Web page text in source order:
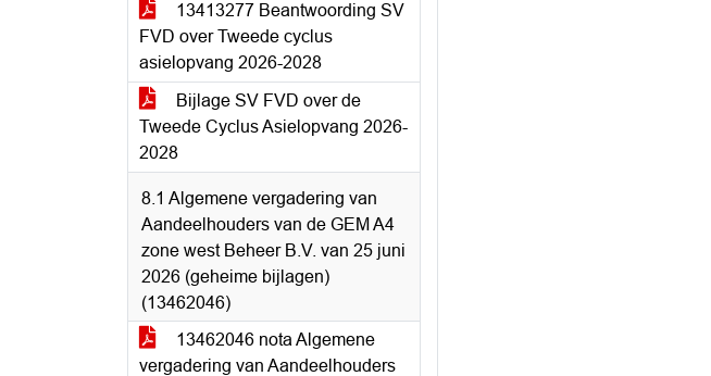
13413277 Beantwoording SV
FVD over Tweede cyclus
asielopvang 2026-2028
Bijlage SV FVD over de
Tweede Cyclus Asielopvang 2026-
2028
8.1 Algemene vergadering van
Aandeelhouders van de GEM A4
zone west Beheer B.V. van 25 juni
2026 (geheime bijlagen)
(13462046)
13462046 nota Algemene
vergadering van Aandeelhouders